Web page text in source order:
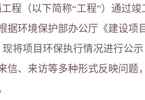
程 （以下简称“工程”）通过
据环境保护部办公厅《建设项
将项目环保执行情况进行公
信、来访等多种形式反映问题